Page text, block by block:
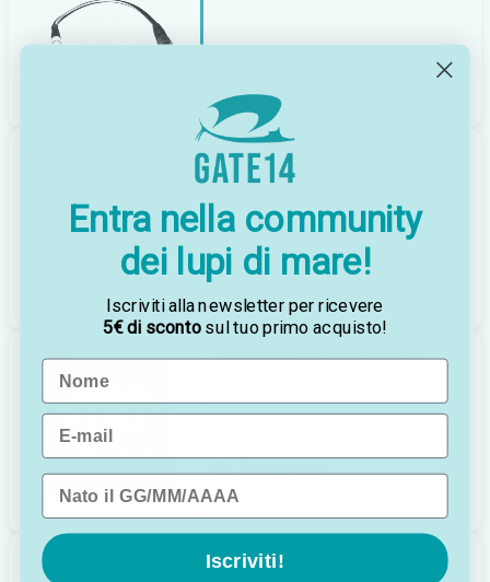
€ 56,17
Strumento RAYMARINE
multifunzione i70s
€ 724,00
€ 698,20
Risparmi €25.80
-3% Strumenti i50 / i60 RAYMARINE
€ 580,90
-3% Radio RAYMARINE VHF Ray53
Entra nella community
dei lupi di mare!
Iscriviti alla newsletter per ricevere
5€ di scontosul tuo primo acquisto!
Name
Email
Data di nascita
Iscriviti!